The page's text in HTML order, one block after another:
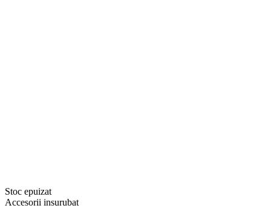
Stoc epuizat
Accesorii insurubat